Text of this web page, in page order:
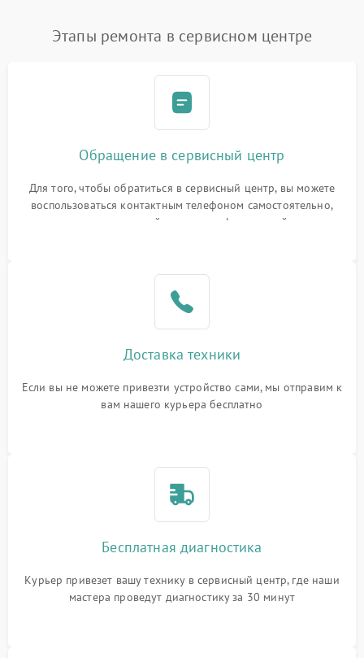
Этапы ремонта в сервисном центре
Обращение в сервисный центр
Для того, чтобы обратиться в сервисный центр, вы можете
воспользоваться контактным телефоном самостоятельно,
или оставить свой номер телефона на сайте
Доставка техники
Если вы не можете привезти устройство сами, мы отправим к
вам нашего курьера бесплатно
Бесплатная диагностика
Курьер привезет вашу технику в сервисный центр, где наши
мастера проведут диагностику за 30 минут